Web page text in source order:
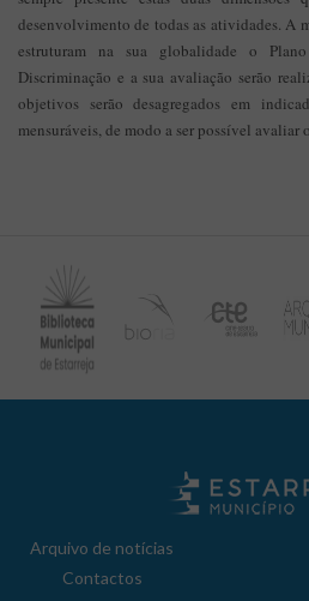
desenvolvimento de todas as atividades. A
estruturam na sua globalidade o
Discriminação e a sua avaliação serão
objetivos serão desagregados em
mensuráveis, de modo a ser possível avaliar
Arquivo de notícias
Contactos